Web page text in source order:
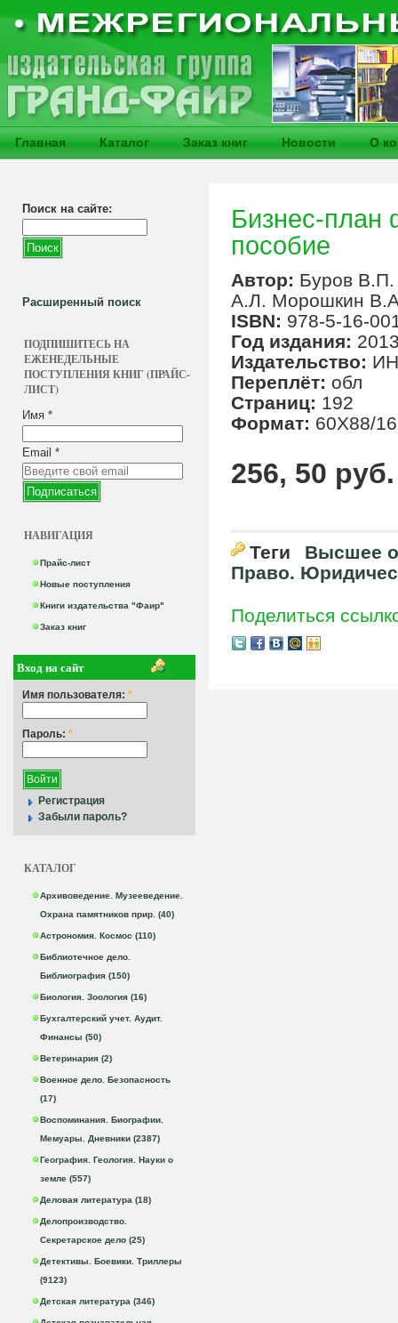
Главная Каталог Заказ книг Новости О
Поиск на сайте:
Расширенный поиск
ПОДПИШИТЕСЬ НА
ЕЖЕНЕДЕЛЬНЫЕ
ПОСТУПЛЕНИЯ КНИГ (ПРАЙС-
ЛИСТ)
Имя *
Email *
НАВИГАЦИЯ
Прайс-лист
Новые поступления
Книги издательства "Фаир"
Заказ книг
Вход на сайт
Имя пользователя: *
Пароль: *
Регистрация
Забыли пароль?
КАТАЛОГ
Архивоведение. Музееведение.
Охрана памятников прир. (40)
Астрономия. Космос (110)
Библиотечное дело.
Библиография (150)
Биология. Зоология (16)
Бухгалтерский учет. Аудит.
Финансы (50)
Ветеринария (2)
Военное дело. Безопасность
(17)
Воспоминания. Биографии.
Мемуары. Дневники (2387)
География. Геология. Науки о
земле (557)
Деловая литература (18)
Делопроизводство.
Секретарское дело (25)
Детективы. Боевики. Триллеры
(9123)
Детская литература (346)
Бизнес-план
пособие
Автор: Буров
А.Л. Морошкин
ISBN: 978-5-16-
Год издания:
Издательство:
Переплёт: обл
Страниц: 192
Формат: 60Х88/16
256, 50 руб.
Теги
Высшее
Право.
Поделиться